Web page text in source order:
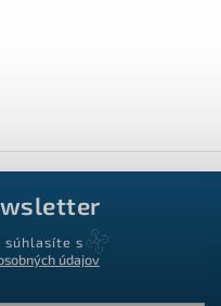
súhlasíte s
údajov